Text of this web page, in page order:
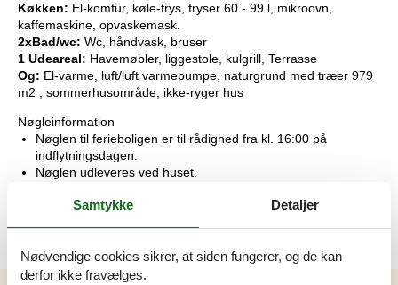
Køkken: El-komfur, køle-frys, fryser 60 - 99 l, mikroovn,
kaffemaskine, opvaskemask.
2xBad/wc: Wc, håndvask, bruser
1 Udeareal: Havemøbler, liggestole, kulgrill, Terrasse
Og: El-varme, luft/luft varmepumpe, naturgrund med træer 979
m2 , sommerhusområde, ikke-ryger hus
Nøgleinformation
Nøglen til ferieboligen er til rådighed fra kl. 16:00 på
indflytningsdagen.
Nøglen udleveres ved huset.
Samtykke Detaljer
Nødvendige cookies sikrer, at siden fungerer, og de kan
derfor ikke fravælges.